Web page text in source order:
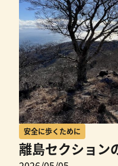
安全に歩くために
離島セクション